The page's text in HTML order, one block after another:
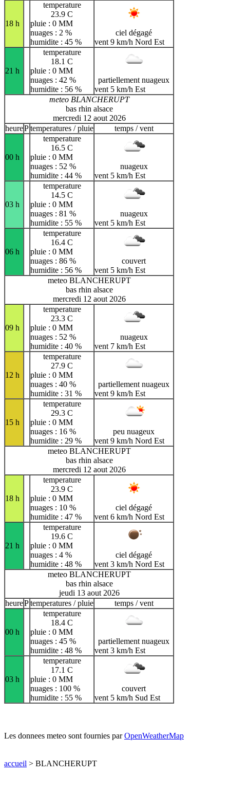
18 h
temperature
23.9 C
pluie : 0 MM
nuages : 2 %
humidite : 45 %
ciel dégagé
vent 9 km/h Nord Est
21 h
temperature
18.1 C
pluie : 0 MM
nuages : 42 %
humidite : 56 %
partiellement nuageux
vent 5 km/h Est
meteo BLANCHERUPT
bas rhin alsace
mercredi 12 aout 2026
heurePtemperatures / pluie temps / vent
00 h
temperature
16.5 C
pluie : 0 MM
nuages : 52 %
humidite : 44 %
nuageux
vent 5 km/h Est
03 h
temperature
14.5 C
pluie : 0 MM
nuages : 81 %
humidite : 55 %
nuageux
vent 5 km/h Est
06 h
temperature
16.4 C
pluie : 0 MM
nuages : 86 %
humidite : 56 %
couvert
vent 5 km/h Est
meteo BLANCHERUPT
bas rhin alsace
mercredi 12 aout 2026
09 h
temperature
23.3 C
pluie : 0 MM
nuages : 52 %
humidite : 40 %
nuageux
vent 7 km/h Est
12 h
temperature
27.9 C
pluie : 0 MM
nuages : 40 %
humidite : 31 %
partiellement nuageux
vent 9 km/h Est
15 h
temperature
29.3 C
pluie : 0 MM
nuages : 16 %
humidite : 29 %
peu nuageux
vent 9 km/h Nord Est
meteo BLANCHERUPT
bas rhin alsace
mercredi 12 aout 2026
18 h
temperature
23.9 C
pluie : 0 MM
nuages : 10 %
humidite : 47 %
ciel dégagé
vent 6 km/h Nord Est
21 h
temperature
19.6 C
pluie : 0 MM
nuages : 4 %
humidite : 48 %
ciel dégagé
vent 3 km/h Nord Est
meteo BLANCHERUPT
bas rhin alsace
jeudi 13 aout 2026
heurePtemperatures / pluie temps / vent
00 h
temperature
18.4 C
pluie : 0 MM
nuages : 45 %
humidite : 48 %
partiellement nuageux
vent 3 km/h Est
03 h
temperature
17.1 C
pluie : 0 MM
nuages : 100 %
humidite : 55 %
couvert
vent 5 km/h Sud Est
Les donnees meteo sont fournies parOpenWeatherMap
accueil > BLANCHERUPT